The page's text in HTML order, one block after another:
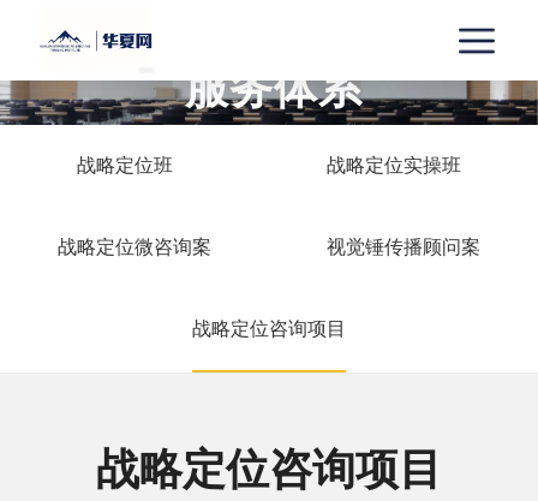
服务体系
战略定位班
战略定位实操班
战略定位微咨询案 视觉锤传播顾问案
战略定位咨询项目
战略定位咨询项目